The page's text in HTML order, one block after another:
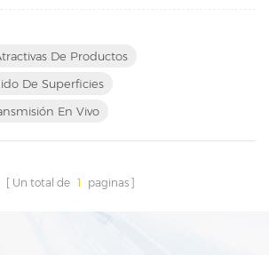
de Wenzhou. Este evento nos brindó una
para exhibir nuestros últimos productos
esta oportunida...
De Productos
De Superficies
En Vivo
Un total de 1 paginas